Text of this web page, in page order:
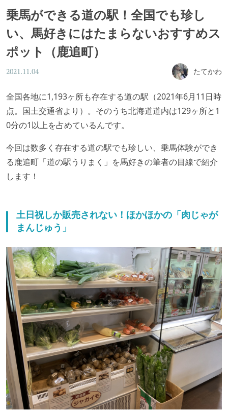
乗馬ができる道の駅！全国でも珍し
い、馬好きにはたまらないおすすめス
ポット（鹿追町）
2021.11.04 たてかわ
全国各地に1,193ヶ所も存在する道の駅（2021年6月11日時
点。国土交通省より）。そのうち北海道道内は129ヶ所と1
0分の1以上を占めているんです。
今回は数多く存在する道の駅でも珍しい、乗馬体験ができ
る鹿追町「道の駅うりまく」を馬好きの筆者の目線で紹介
します！
土日祝しか販売されない！ほかほかの「肉じゃが
まんじゅう」